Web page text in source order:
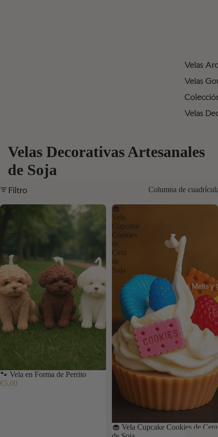
Velas
Velas
Velas
Wax Melts y
Velas Decorativas Artesanales
de Soja
Filtro Columna de
🐾
Perrito
🐾 Vela en Forma de Perrito
€5,00
🧁
Vela
Cupcake
Cookies
de
Cera
de
Soja
🧁 Vela Cupcake Cookies de Cera